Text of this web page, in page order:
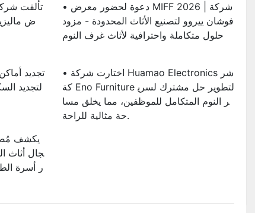
ض
• دعوة لحضور معرض MIFF 2026 | شركة
فوشان ييروو لتصنيع الأثاث المحدودة - مزود
حلول متكاملة واحترافية لأثاث غرف النوم
لتجديد
• اختارت شركة Huamao Electronics شر
كة Eno Furniture لتطوير حل مشترك لسري
ر النوم المتكامل للموظفين، مما يخلق مسا
حة مثالية للراحة.
جال أثاث
ر أسرة